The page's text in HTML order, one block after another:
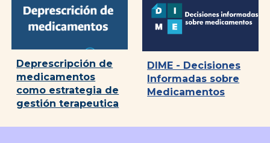
Deprescripción de
medicamentos
como estrategia de
gestión terapeutica
DIME - Decisiones
Informadas sobre
Medicamentos